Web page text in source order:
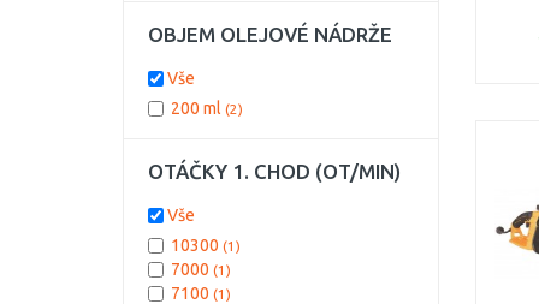
46 cm (1)
OBJEM OLEJOVÉ NÁDRŽE
Vše
200 ml (2)
OTÁČKY 1. CHOD (OT/MIN)
Vše
10300 (1)
7000 (1)
7100 (1)